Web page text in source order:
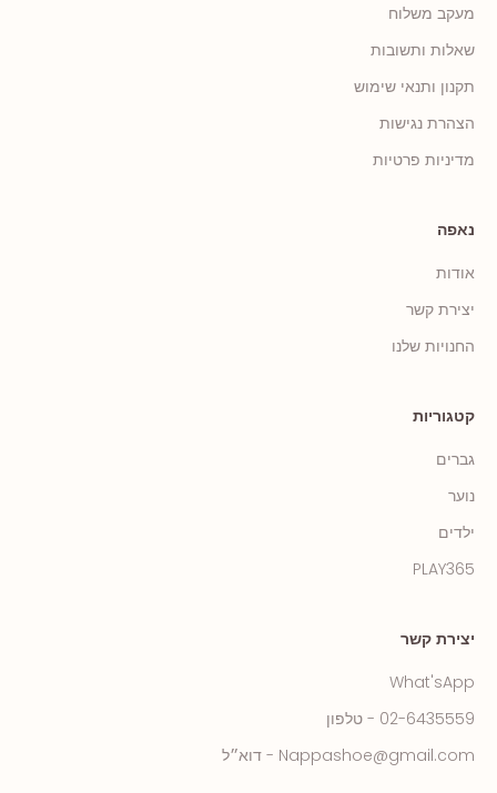
מעקב משלוח
שאלות ותשובות
תקנון ותנאי שימוש
הצהרת נגישות
מדיניות פרטיות
נאפה
אודות
יצירת קשר
החנויות שלנו
קטגוריות
גברים
נוער
ילדים
PLAY365
יצירת קשר
What'sApp
02-6435559 - טלפון
Nappashoe@gmail.com - דוא״ל